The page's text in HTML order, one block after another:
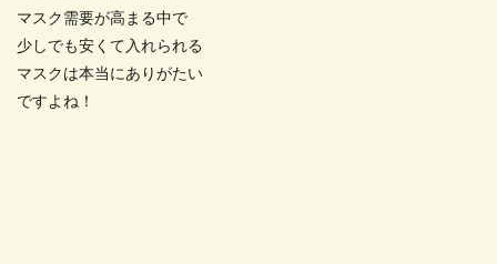
マスク需要が高まる中で
少しでも安くて入れられる
マスクは本当にありがたい
ですよね！